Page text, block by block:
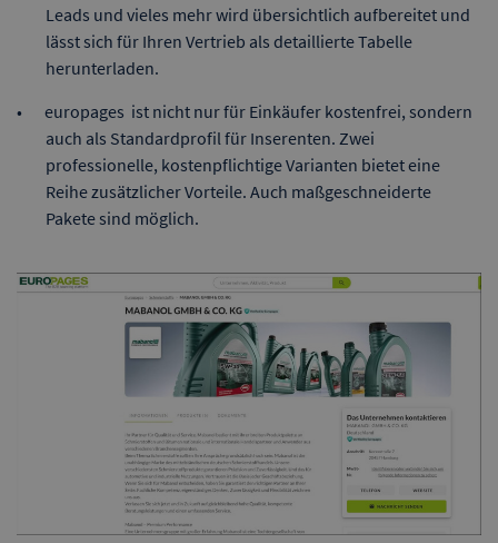
Leads und vieles mehr wird übersichtlich aufbereitet und
lässt sich für Ihren Vertrieb als detaillierte Tabelle
herunterladen.
europages ist nicht nur für Einkäufer kostenfrei, sondern
auch als Standardprofil für Inserenten. Zwei
professionelle, kostenpflichtige Varianten bietet eine
Reihe zusätzlicher Vorteile. Auch maßgeschneiderte
Pakete sind möglich.